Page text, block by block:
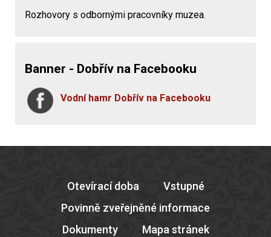
Rozhovory s odbornými pracovníky muzea.
Banner - Dobřív na Facebooku
Vodní hamr Dobřív na Facebooku
Otevírací doba
Vstupné
Povinně zveřejněné informace
Dokumenty
Mapa stránek